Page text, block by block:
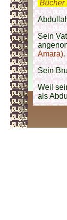
Bücher
Sein
Amara).
Sein
Weil
als